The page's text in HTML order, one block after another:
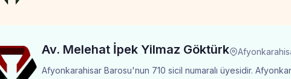
Av. Melehat İpek Yilmaz Göktürk
Afyonkarahisar Barosu'nun 710 sicil numaralı üyesidir.